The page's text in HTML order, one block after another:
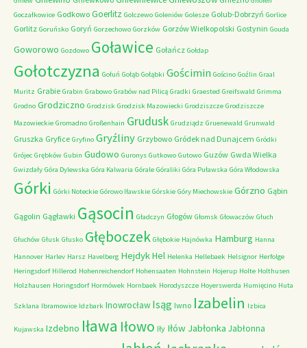
Goczałkowice Godkowo Goerlitz Golczewo Goleniów Golesze Golub-Dobrzyń Gorlice
Gorlitz Goruńsko Goryń Gorzechowo Gorzków Gorzów Wielkopolski Gostynin Gouda
Goworowo Gozdowo Goławice Gołańcz Gołdap
Gołotczyzna Gołuń Gołąb Gołąbki Gościmin Gościno Goźlin Graal
Muritz Grabie Grabin Grabowo Grabów nad Pilicą Gradki Graested Greifswald Grimma
Grodno Grodziczno Grodzisk Grodzisk Mazowiecki Grodziszcze Grodziszcze
Mazowieckie Gromadno Großenhain Grudusk Grudziądz Gruenewald Grunwald
Gruszka Gryfice Gryfino Gryźliny Grzybowo Gródek nad Dunajcem Gródki
Grójec Grębków Gubin Gudowo Guronys Gutkowo Gutowo Guzów Gwda Wielka
Gwizdały Góra Dylewska Góra Kalwaria Górale Góraliki Góra Puławska Góra Włodowska
Górki Górki Noteckie Górowo Iławskie Górskie Góry Miechowskie Górzno Gąbin
Gągolin Gągławki Gąsocin Gładczyn Głogów Głomsk Głowaczów Głuch
Głuchów Głusk Głusko Głęboczek Głębokie Hajnówka Hamburg Hanna
Hannover Harlev Harsz Havelberg HejdykHel Helenka Hellebaek Helsignor Herfolge
Heringsdorf Hillerod Hohenreichendorf Hohensaaten Hohnstein Hojerup Holte Holthusen
Holzhausen Horingsdorf Hormówek Hornbaek Horodyszcze Hoyerswerda Humięcino Huta
Szklana Ibramowice Idzbark Inowrocław Isąg Iwno Izabelin Izbica
Kujawska Izdebno Iława Iłowo Iły Iłów Jabłonka Jabłonna